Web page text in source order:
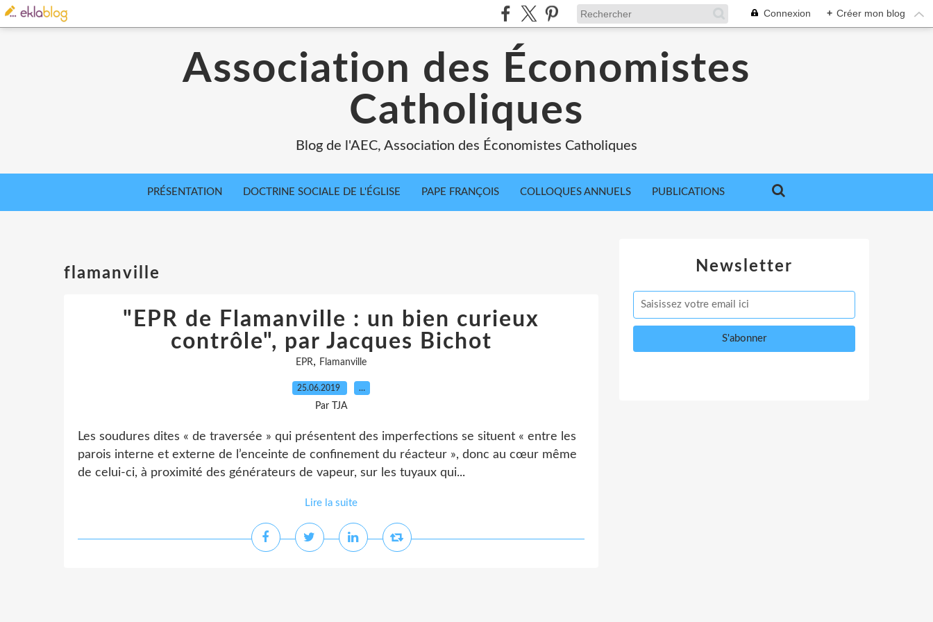
Connexion + Créer mon blog
Association des Économistes
Catholiques
Blog de l'AEC, Association des Économistes Catholiques
PRÉSENTATION DOCTRINE SOCIALE DE L'ÉGLISE PAPE FRANÇOIS COLLOQUES ANNUELS PUBLICATIONS
flamanville
"EPR de Flamanville : un bien curieux
contrôle", par Jacques Bichot
EPR, Flamanville
25.06.2019 …
Par TJA
Les soudures dites « de traversée » qui présentent des imperfections se situent « entre les
parois interne et externe de l’enceinte de confinement du réacteur », donc au cœur même
de celui-ci, à proximité des générateurs de vapeur, sur les tuyaux qui...
Lire la suite
Newsletter